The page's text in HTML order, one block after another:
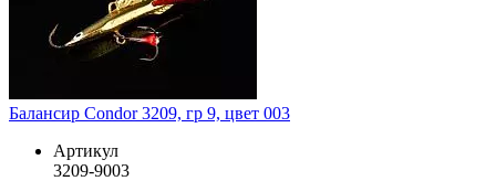
Балансир Condor 3209, гр 9, цвет 003
Артикул
3209-9003